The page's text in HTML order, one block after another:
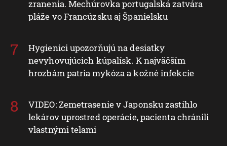
zranenia. Mechúrovka portugalská zatvára
pláže vo Francúzsku aj Španielsku
Hygienici upozorňujú na desiatky
nevyhovujúcich kúpalísk. K najväčším
hrozbám patria mykóza a kožné infekcie
VIDEO: Zemetrasenie v Japonsku zastihlo
lekárov uprostred operácie, pacienta chránili
vlastnými telami